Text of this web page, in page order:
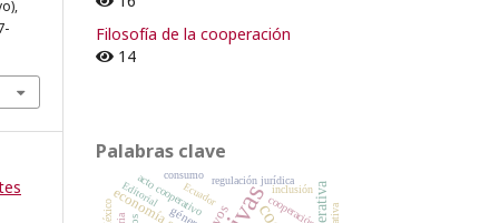
Filosofía de la cooperación
14
Palabras clave
cooperación
acto cooperativo
Ecuadorregulación jurídica
inclusión
consumo
Editorial
México